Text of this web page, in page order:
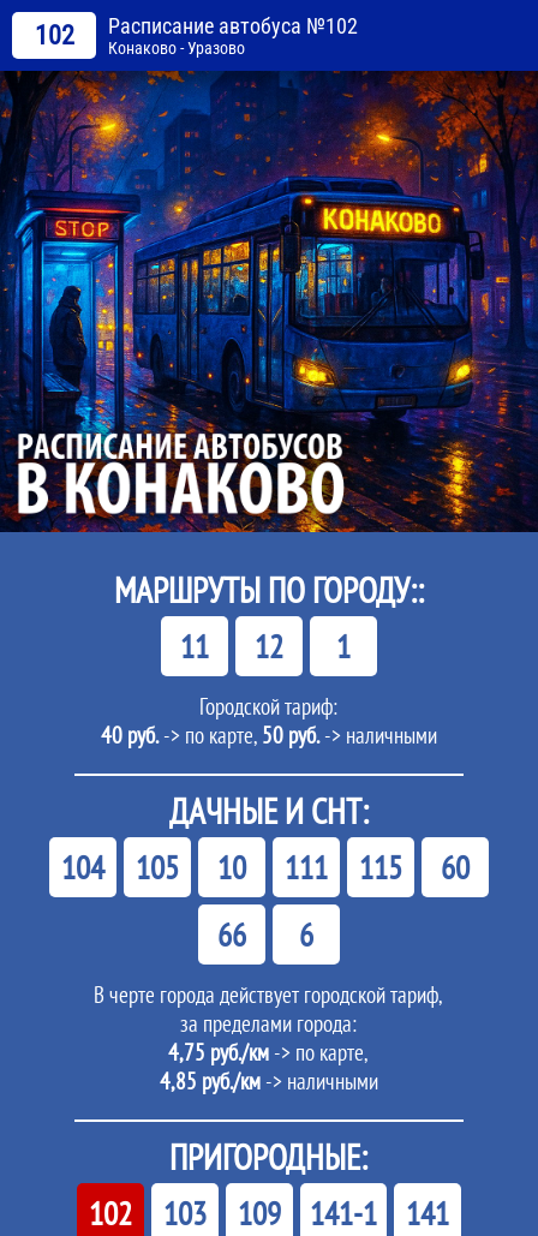
102 Расписание автобуса №102
Конаково - Уразово
МАРШРУТЫ ПО ГОРОДУ::
11 12 1
Городской тариф:
40 руб.-> по карте, 50 руб.-> наличными
ДАЧНЫЕ И СНТ:
104 105 10 111 115
60
66
6
В черте города действует городской тариф,
за пределами города:
4,75 руб./км -> по карте,
4,85 руб./км-> наличными
ПРИГОРОДНЫЕ:
102 103 109 141-1
141